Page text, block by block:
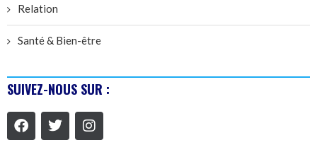
Relation
Santé & Bien-être
SUIVEZ-NOUS SUR :